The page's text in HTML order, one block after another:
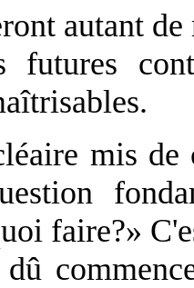
autant
futures
mis de
faire?»